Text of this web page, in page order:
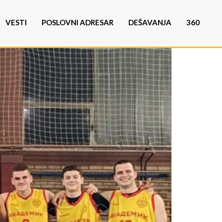
VESTI POSLOVNI ADRESAR DEŠAVANJA 360